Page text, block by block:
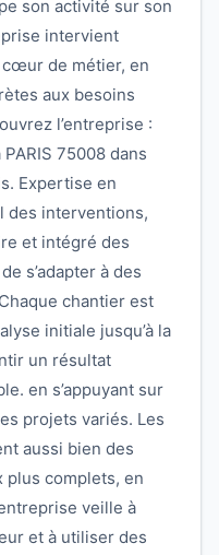
son activité sur son
intervient
de métier, en
aux besoins
l’entreprise :
75008 dans
Expertise en
des interventions,
et intégré des
s’adapter à des
chantier est
initiale jusqu’à la
un résultat
en s’appuyant sur
projets variés. Les
aussi bien des
plus complets, en
veille à
et à utiliser des